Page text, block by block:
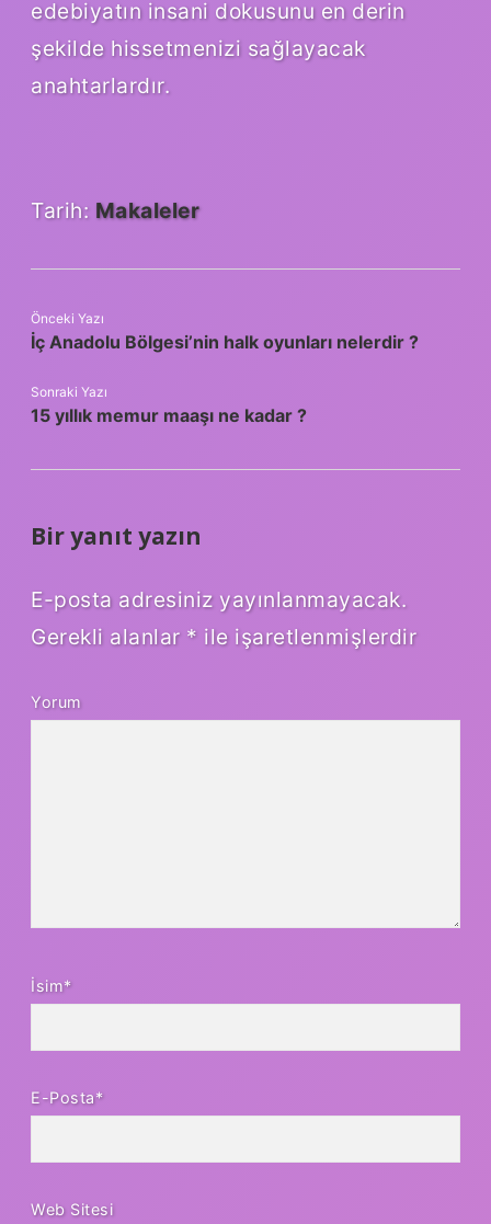
edebiyatın insani dokusunu en derin
şekilde hissetmenizi sağlayacak
anahtarlardır.
Tarih: Makaleler
Önceki Yazı
İç Anadolu Bölgesi’nin halk oyunları nelerdir ?
Sonraki Yazı
15 yıllık memur maaşı ne kadar ?
Bir yanıt yazın
E-posta adresiniz yayınlanmayacak.
Gerekli alanlar * ile işaretlenmişlerdir
Yorum
İsim*
E-Posta*
Web Sitesi